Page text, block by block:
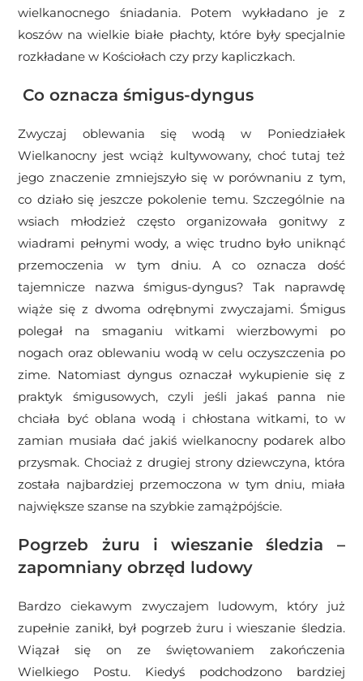
wielkanocnego śniadania. Potem wykładano je z
koszów na wielkie białe płachty, które były specjalnie
rozkładane w Kościołach czy przy kapliczkach.
Co oznacza śmigus-dyngus
Zwyczaj oblewania się wodą w Poniedziałek
Wielkanocny jest wciąż kultywowany, choć tutaj też
jego znaczenie zmniejszyło się w porównaniu z tym,
co działo się jeszcze pokolenie temu. Szczególnie na
wsiach młodzież często organizowała gonitwy z
wiadrami pełnymi wody, a więc trudno było uniknąć
przemoczenia w tym dniu. A co oznacza dość
tajemnicze nazwa śmigus-dyngus? Tak naprawdę
wiąże się z dwoma odrębnymi zwyczajami. Śmigus
polegał na smaganiu witkami wierzbowymi po
nogach oraz oblewaniu wodą w celu oczyszczenia po
zime. Natomiast dyngus oznaczał wykupienie się z
praktyk śmigusowych, czyli jeśli jakaś panna nie
chciała być oblana wodą i chłostana witkami, to w
zamian musiała dać jakiś wielkanocny podarek albo
przysmak. Chociaż z drugiej strony dziewczyna, która
została najbardziej przemoczona w tym dniu, miała
największe szanse na szybkie zamążpójście.
Pogrzeb żuru i wieszanie śledzia –
zapomniany obrzęd ludowy
Bardzo ciekawym zwyczajem ludowym, który już
zupełnie zanikł, był pogrzeb żuru i wieszanie śledzia.
Wiązał się on ze świętowaniem zakończenia
Wielkiego Postu. Kiedyś podchodzono bardziej